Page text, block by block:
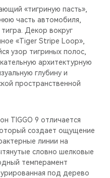
«тигриную пасть»,
часть автомобиля,
Декор вокруг
«Tiger Stripe Loop»,
узор тигриных полос,
архитектурную
глубину и
пространственной
TIGGO 9 отличается
создает ощущение
линии на
словно шелковые
темперамент
под дерево